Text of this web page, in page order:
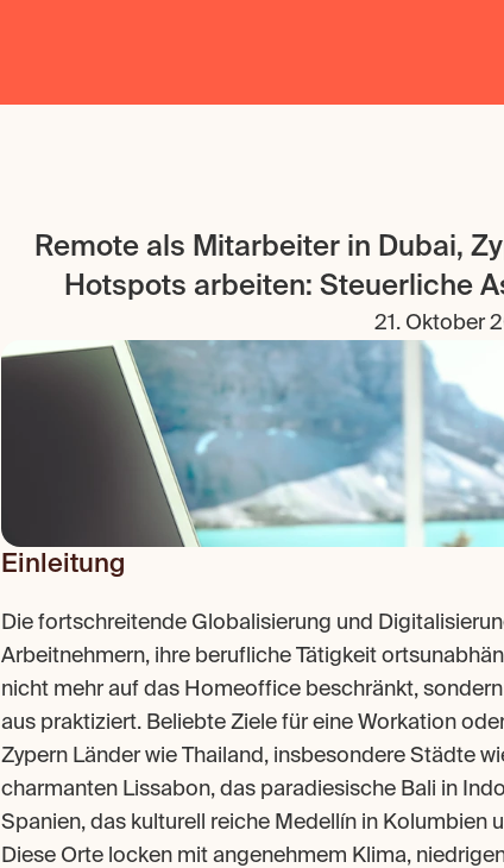
Remote als Mitarbeiter in Dubai,
Hotspots arbeiten: Steuerliche
21. Oktober
Einleitung
Die fortschreitende Globalisierung und
Arbeitnehmern, ihre berufliche Tätigkeit
nicht mehr auf das Homeoffice beschränkt,
aus praktiziert. Beliebte Ziele für eine Workation
Zypern Länder wie Thailand, insbesondere Städte
charmanten Lissabon, das paradiesische Bali in
Spanien, das kulturell reiche Medellín in Kolumbien
Diese Orte locken mit angenehmem Klima,